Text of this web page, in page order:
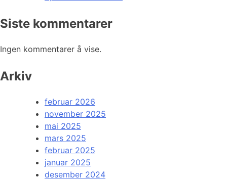
Siste kommentarer
Ingen kommentarer å vise.
Arkiv
februar 2026
november 2025
mai 2025
mars 2025
februar 2025
januar 2025
desember 2024